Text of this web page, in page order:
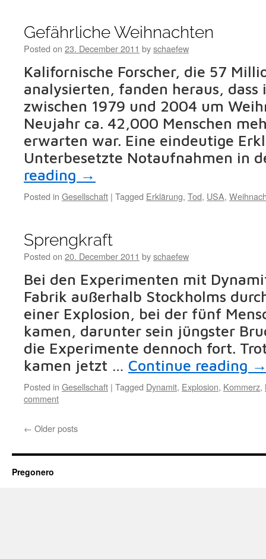
Gefährliche Weihnachten
Posted on 23. December 2011 byschaefew
Kalifornische Forscher, die 57
analysierten, fanden heraus, dass
zwischen 1979 und 2004 um
Neujahr ca. 42,000 Menschen
erwarten war. Eine eindeutige
Unterbesetzte Notaufnahmen in
reading →
Posted in Gesellschaft | Tagged Erklärung, Tod, USA,
Sprengkraft
Posted on 20. December 2011 byschaefew
Bei den Experimenten mit
Fabrik außerhalb Stockholms
einer Explosion, bei der fünf
kamen, darunter sein jüngster
die Experimente dennoch fort.
kamen jetzt … Continue reading
Posted in Gesellschaft | Tagged Dynamit, Explosion, Kommerz,
comment
← Older posts
Pregonero